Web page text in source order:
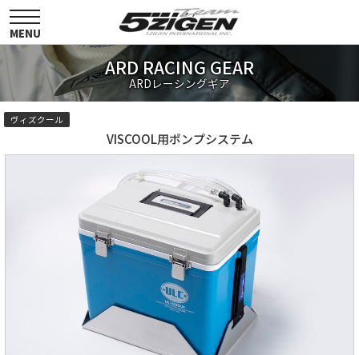
toggle
navigation
MENU
ARD RACING GEAR
ARDレーシングギア
ヴィズクール
VISCOOL用ポンプシステム